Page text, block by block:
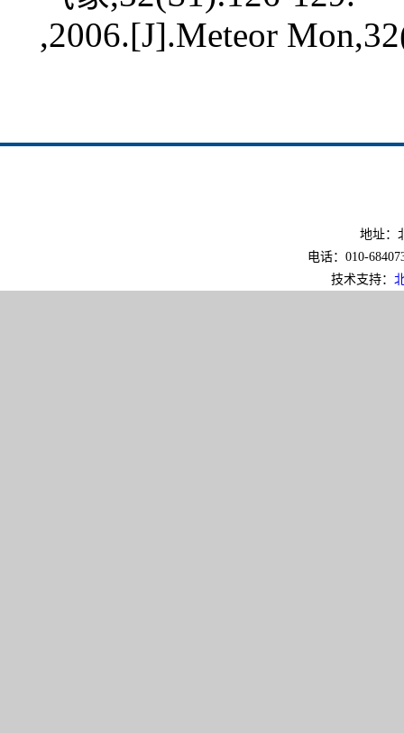
,2006.[J].Meteor
地址：
电话：010-
技术支持：